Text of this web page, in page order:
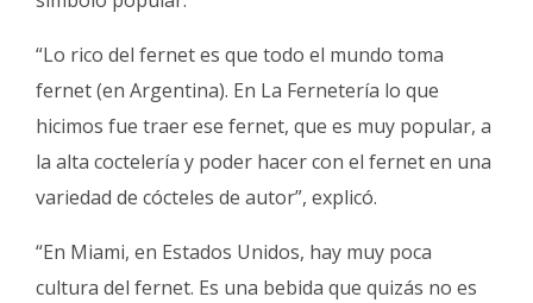
“Lo rico del fernet es que todo el mundo toma
fernet (en Argentina). En La Fernetería lo que
hicimos fue traer ese fernet, que es muy popular, a
la alta coctelería y poder hacer con el fernet en una
variedad de cócteles de autor”, explicó.
“En Miami, en Estados Unidos, hay muy poca
cultura del fernet. Es una bebida que quizás no es